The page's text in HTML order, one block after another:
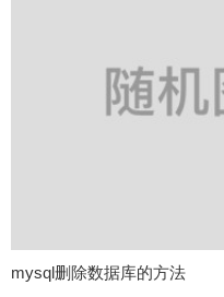
mysql删除数据库的方法